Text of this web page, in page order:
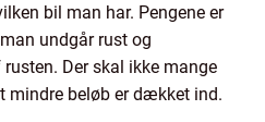
bil man har. Pengene er
undgår rust og
Der skal ikke mange
mindre beløb er dækket ind.